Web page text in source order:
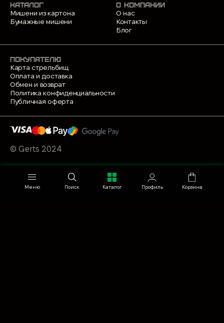
КАТАЛОГ
Мишени из картона
Бумажные мишени
О КОМПАНИИ
О нас
Контакты
Блог
ПОКУПАТЕЛЮ
Карта стрельбищ
Оплата и доставка
Обмен и возврат
Политика конфиденциальности
Публичная оферта
© Gerts 2024
Меню Поиск Каталог Профиль Корзина